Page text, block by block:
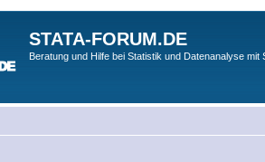
STATA-FORUM.DE
Beratung und Hilfe bei Statistik und Datenanalyse mit